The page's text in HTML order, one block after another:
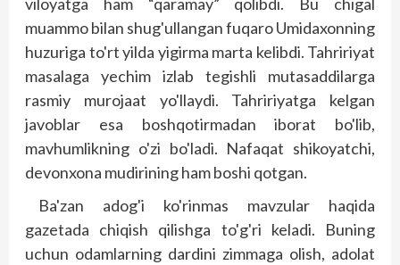
muammo bilan shug'ullangan fuqaro Umidaxonning
huzuriga to'rt yilda yigirma marta kelibdi. Tahririyat
masalaga yechim izlab tegishli mutasaddilarga
rasmiy murojaat yo'llaydi. Tahririyatga kelgan
javoblar esa boshqotirmadan iborat bo'lib,
mavhumlikning o'zi bo'ladi. Nafaqat shikoyatchi,
devonxona mudirining ham boshi qotgan.
Ba'zan adog'i ko'rinmas mavzular haqida
gazetada chiqish qilishga to'g'ri keladi. Buning
uchun odamlarning dardini zimmaga olish, adolat